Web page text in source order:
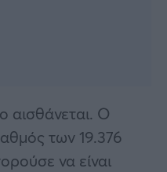
αισθάνεται. Ο
των 19.376
να είναι